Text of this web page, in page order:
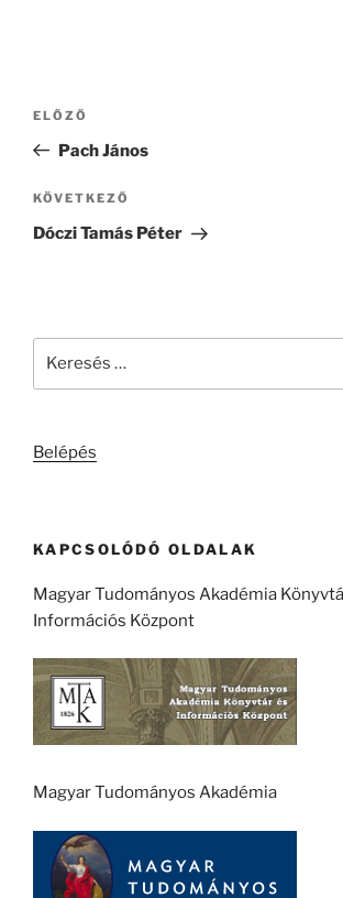
Bejegyzés
Korábbi
bejegyzés
ELŐZŐ
Pach János
Következő
bejegyzés
KÖVETKEZŐ
Dóczi Tamás Péter
Belépés
KAPCSOLÓDÓ OLDALAK
Magyar Tudományos Akadémia
Információs Központ
Magyar Tudományos Akadémia